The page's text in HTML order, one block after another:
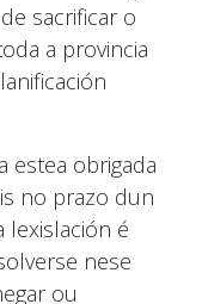
sacrificar o
a provincia
estea obrigada
no prazo dun
lexislación é
nese
ou